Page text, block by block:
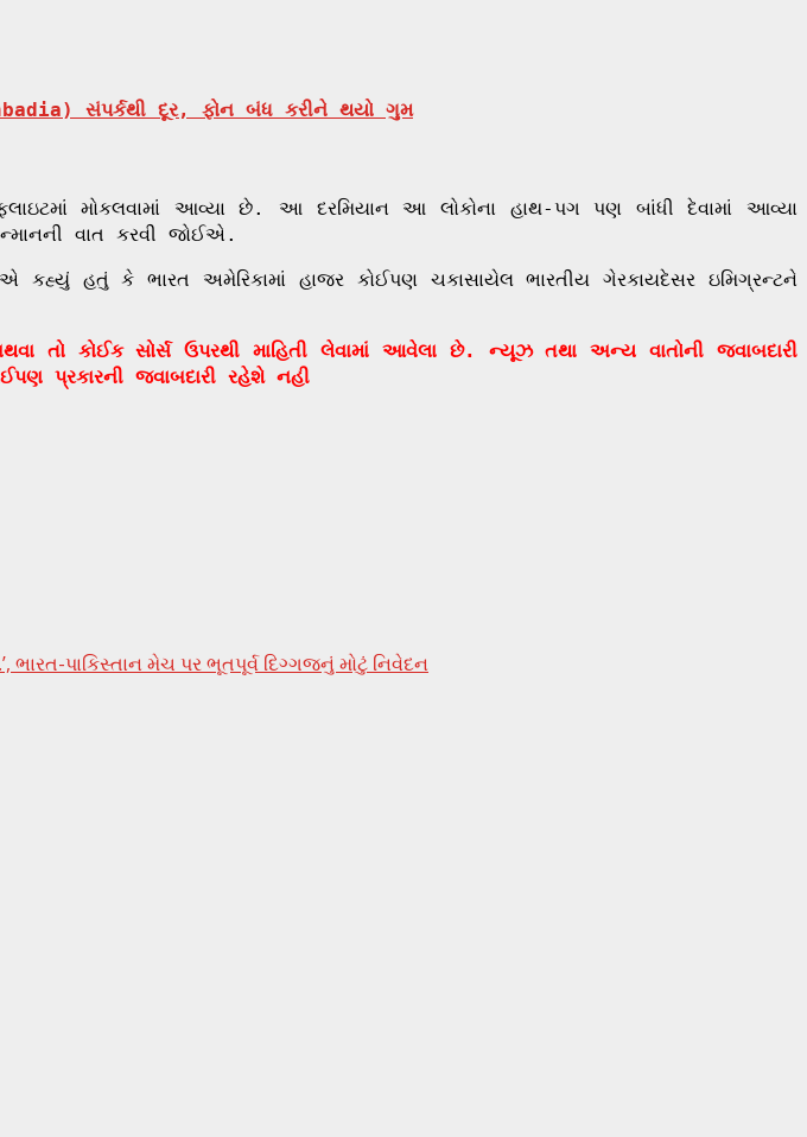
સંપર્કથી દૂર, ફોન બંધ કરીને થયો ગુમ
મોકલવામાં આવ્યા છે. આ દરમિયાન આ લોકોના હાથ-પગ પણ બાંધી દેવામાં આવ્યા
વાત કરવી જોઈએ.
કહ્યું હતું કે ભારત અમેરિકામાં હાજર કોઈપણ ચકાસાયેલ ભારતીય ગેરકાયદેસર ઇમિગ્રન્ટને
તો કોઈક સોર્સ ઉપરથી માહિતી લેવામાં આવેલા છે. ન્યૂઝ તથા અન્ય વાતોની જવાબદારી
પ્રકારની જવાબદારી રહેશે નહી
ભારત-પાકિસ્તાન મેચ પર ભૂતપૂર્વ દિગ્ગજનું મોટું નિવેદન